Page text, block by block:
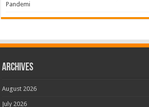
Pandemi
Archives
August 2026
July 2026